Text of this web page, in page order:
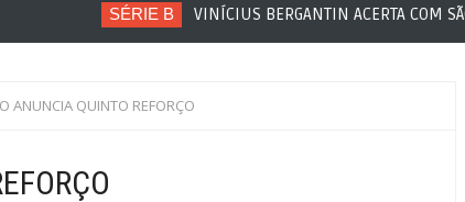
VINÍCIUS BERGANTIN ACERTA COM SÃO BERNARDO
ANUNCIA QUINTO REFORÇO